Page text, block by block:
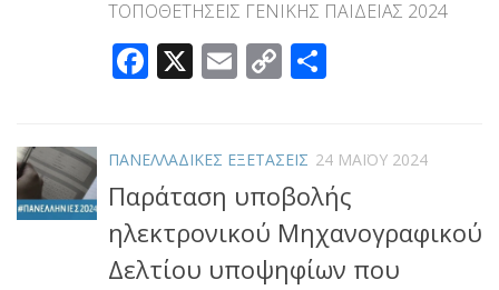
ΤΟΠΟΘΕΤΗΣΕΙΣ ΓΕΝΙΚΗΣ ΠΑΙΔΕΙΑΣ 2024
Facebook
X Email
Copy
ΠΑΝΕΛΛΑΔΙΚΕΣ ΕΞΕΤΑΣΕΙΣ 24 ΜΑΪ́ΟΥ 2024
Παράταση υποβολής
ηλεκτρονικού Μηχανογραφικού
Δελτίου υποψηφίων που